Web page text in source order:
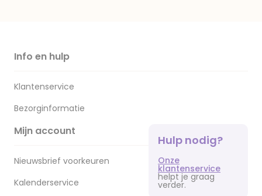
Info en hulp
Klantenservice
Bezorginformatie
Mijn account
Nieuwsbrief voorkeuren
Kalenderservice
Hulp nodig?
Onze
klantenservice
helpt je graag
verder.